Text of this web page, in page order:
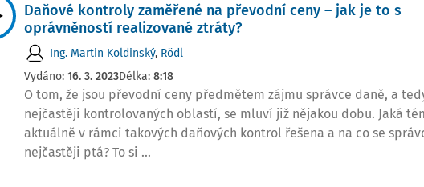
Daňové kontroly zaměřené na převodní ceny – jak je to s
oprávněností realizované ztráty?
Ing. Martin Koldinský, Rödl
Vydáno: 16. 3. 2023Délka: 8:18
O tom, že jsou převodní ceny předmětem zájmu správce daně, a
nejčastěji kontrolovaných oblastí, se mluví již nějakou dobu. Jaká
aktuálně v rámci takových daňových kontrol řešena a na co se
nejčastěji ptá? To si ...